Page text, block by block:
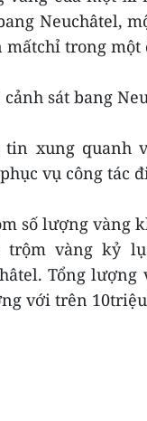
Neuchâtel,
mấtchỉ trong
cảnh sát bang
tin xung quanh
vụ công tác
số lượng vàng
trộm vàng kỷ
Tổng
với trên 10triệu